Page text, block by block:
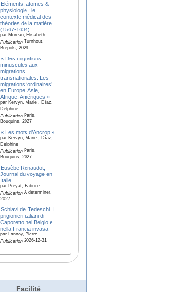
Eléments, atomes &
physiologie : le
contexte médical des
théories de la matière
(1567-1634)
par Moreau, Elisabeth
PublicationTurnhout,
Brepols, 2029
« Des migrations
minuscules aux
migrations
transnationales. Les
migrations ‘ordinaires’
en Europe, Asie,
Afrique, Amériques »
par Kervyn, Marie , Díaz,
Delphine
PublicationParis,
Bouquins, 2027
« Les mots d’Ancrop »
par Kervyn, Marie , Díaz,
Delphine
PublicationParis,
Bouquins, 2027
Eusèbe Renaudot,
Journal du voyage en
Italie
par Preyat, Fabrice
PublicationA déterminer,
2027
Schiavi dei Tedeschi.:I
prigionieri italiani di
Caporetto nel Belgio e
nella Francia invasa
par Lannoy, Pierre
Publication2026-12-31
Facilité